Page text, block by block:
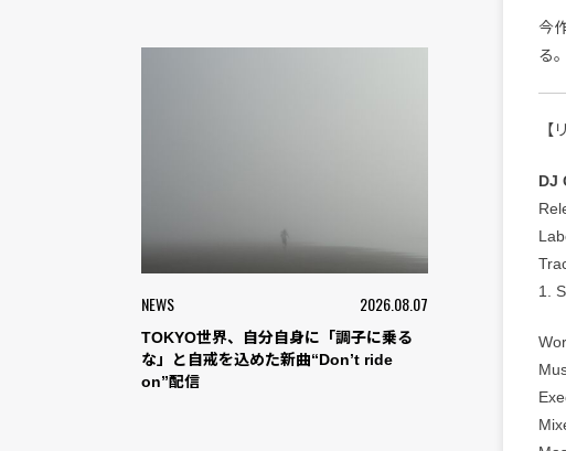
NEWS 2026.08.07
TOKYO世界、自分自身に「調子に乗る
な」と自戒を込めた新曲“Don’t ride
on”配信
今
る。
【
DJ
1.